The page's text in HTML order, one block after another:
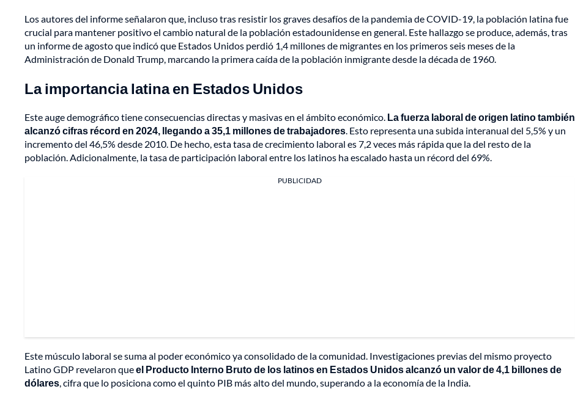
Los autores del informe señalaron que, incluso tras resistir los graves desafíos de la pandemia de COVID-19, la población latina fue
crucial para mantener positivo el cambio natural de la población estadounidense en general. Este hallazgo se produce, además, tras
un informe de agosto que indicó que Estados Unidos perdió 1,4 millones de migrantes en los primeros seis meses de la
Administración de Donald Trump, marcando la primera caída de la población inmigrante desde la década de 1960.
La importancia latina en Estados Unidos
Este auge demográfico tiene consecuencias directas y masivas en el ámbito económico. La fuerza laboral de origen latino también
alcanzó cifras récord en 2024, llegando a35,1 millones de trabajadores. Esto representa una subida interanual del 5,5% y un
incremento del 46,5% desde 2010. De hecho, esta tasa de crecimiento laboral es 7,2 veces más rápida que la del resto de la
población. Adicionalmente, la tasa de participación laboral entre los latinos ha escalado hasta un récord del 69%.
PUBLICIDAD
Este músculo laboral se suma al poder económico ya consolidado de la comunidad. Investigaciones previas del mismo proyecto
Latino GDP revelaron queel Producto Interno Bruto de los latinos en Estados Unidos alcanzó un valor de4,1 billones de
dólares, cifra que lo posiciona como el quinto PIB más alto del mundo, superando a la economía de la India.